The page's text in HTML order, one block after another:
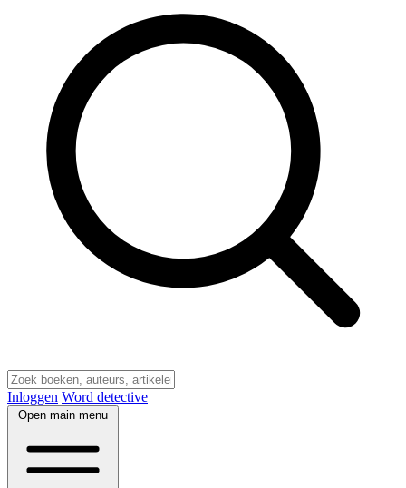
Inloggen Word detective
Open main menu